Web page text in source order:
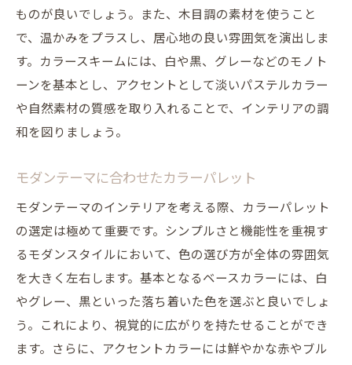
ものが良いでしょう。また、木目調の素材を使うこと
で、温かみをプラスし、居心地の良い雰囲気を演出しま
す。カラースキームには、白や黒、グレーなどのモノト
ーンを基本とし、アクセントとして淡いパステルカラー
や自然素材の質感を取り入れることで、インテリアの調
和を図りましょう。
モダンテーマに合わせたカラーパレット
モダンテーマのインテリアを考える際、カラーパレット
の選定は極めて重要です。シンプルさと機能性を重視す
るモダンスタイルにおいて、色の選び方が全体の雰囲気
を大きく左右します。基本となるベースカラーには、白
やグレー、黒といった落ち着いた色を選ぶと良いでしょ
う。これにより、視覚的に広がりを持たせることができ
ます。さらに、アクセントカラーには鮮やかな赤やブル